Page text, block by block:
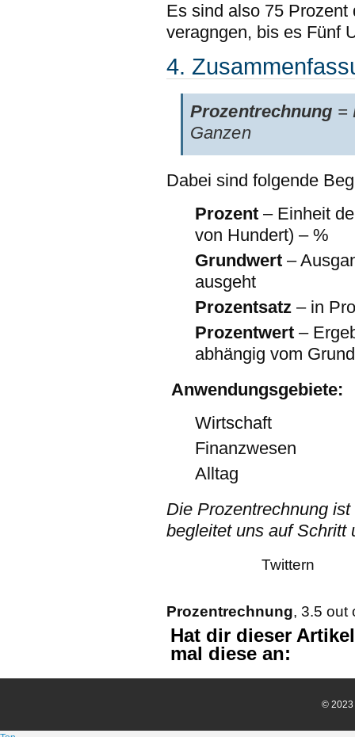
Es sind also 75
veragngen, bis es Fünf
4.
Prozentrechnung =
Ganzen
Dabei sind folgende
Prozent – Einheit
von Hundert) – %
Grundwert –
ausgeht
Prozentsatz – in
Prozentwert –
abhängig vom
Anwendungsgebiete:
Wirtschaft
Finanzwesen
Alltag
Die Prozentrechnung
begleitet uns auf Schritt
Twittern
Prozentrechnung, 3.5 out
Hat dir dieser
mal diese an:
© 2023